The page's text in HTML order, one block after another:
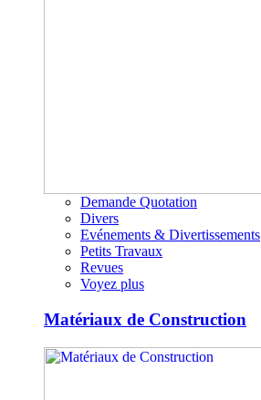
Demande Quotation
Divers
Evénements & Divertissements
Petits Travaux
Revues
Voyez plus
Matériaux de Construction